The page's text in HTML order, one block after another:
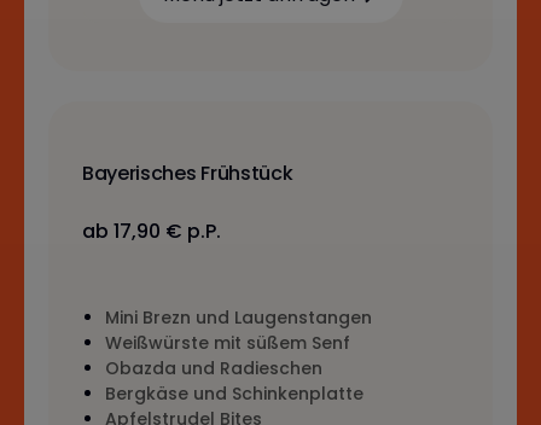
Bayerisches Frühstück
ab 17,90 € p.P.
Mini Brezn und Laugenstangen
Weißwürste mit süßem Senf
Obazda und Radieschen
Bergkäse und Schinkenplatte
Apfelstrudel Bites